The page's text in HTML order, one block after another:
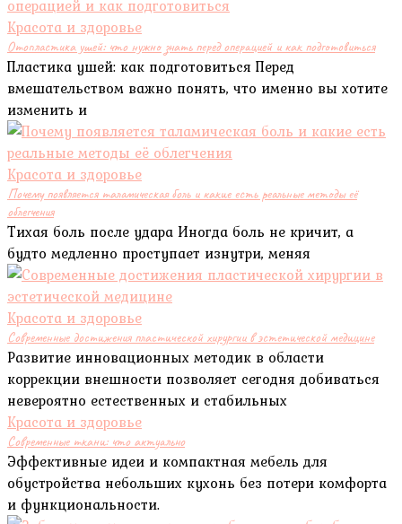
Красота и здоровье
Отопластика ушей: что нужно знать перед операцией и как подготовиться
Пластика ушей: как подготовиться Перед
вмешательством важно понять, что именно вы хотите
изменить и
Красота и здоровье
Почему появляется таламическая боль и какие есть реальные методы её
облегчения
Тихая боль после удара Иногда боль не кричит, а
будто медленно проступает изнутри, меняя
Красота и здоровье
Современные достижения пластической хирургии в эстетической медицине
Развитие инновационных методик в области
коррекции внешности позволяет сегодня добиваться
невероятно естественных и стабильных
Красота и здоровье
Современные ткани: что актуально
Эффективные идеи и компактная мебель для
обустройства небольших кухонь без потери комфорта
и функциональности.